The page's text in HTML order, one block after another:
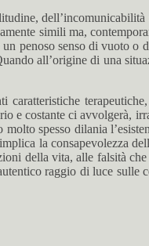
simili ma,
penoso senso di vuoto
all’origine di una
caratteristiche
e costante ci avvolgerà,
spesso dilania
la consapevolezza
della vita, alle falsità
raggio di luce